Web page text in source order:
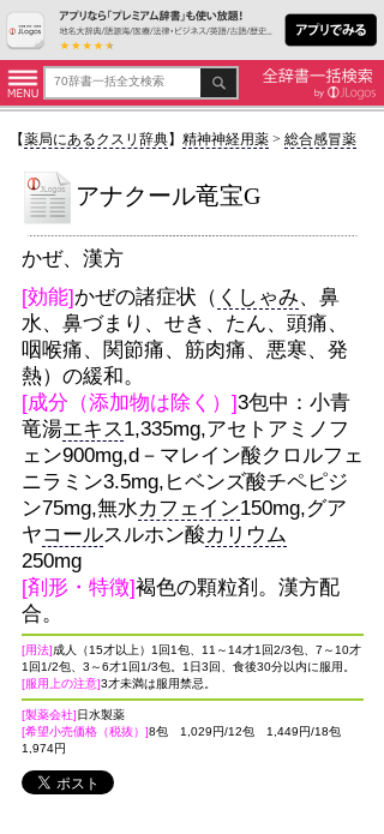
【薬局にあるクスリ辞典】 精神神経用薬> 総合感冒薬
アナクール竜宝G
かぜ、漢方
[効能]かぜの諸症状（ くしゃみ、鼻
水、鼻づまり、せき、たん、頭痛、
咽喉痛、関節痛、筋肉痛、悪寒、発
熱）の緩和。
[成分（添加物は除く）]3包中：小青
竜湯エキス1,335mg,アセトアミノフ
ェン900mg,d－マレイン酸クロルフェ
ニラミン3.5mg,ヒベンズ酸チペピジ
ン75mg,無水カフェイン150mg,グア
ヤコールスルホン酸カリウム
250mg
[剤形・特徴]褐色の顆粒剤。漢方配
合。
[用法]成人（15才以上）1回1包、11～14才1回2/3包、7～10才
1回1/2包、3～6才1回1/3包。1日3回、食後30分以内に服用。
[服用上の注意]3才未満は服用禁忌。
[製薬会社]日水製薬
[希望小売価格（税抜）]8包 1,029円/12包 1,449円/18包
1,974円